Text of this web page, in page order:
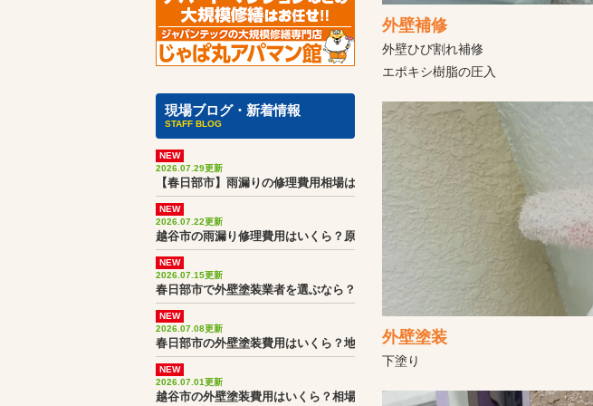
外壁補修
外壁ひび割れ補修
エポキシ樹脂の圧入
外壁塗装
下塗り
現場ブログ・新着情報
STAFF BLOG
NEW
2026.07.29更新
【春日部市】雨漏りの修理費用相場は？実際の費用と差がでる理由と後悔しない業
NEW
2026.07.22更新
越谷市の雨漏り修理費用はいくら？原因調査から応急処置・本修理まで解説
NEW
2026.07.15更新
春日部市で外壁塗装業者を選ぶなら？見積書・診断・保証で失敗しない比較ポイ
NEW
2026.07.08更新
春日部市の外壁塗装費用はいくら？地域相場と施工事例から徹底解説
NEW
2026.07.01更新
越谷市の外壁塗装費用はいくら？相場より高くなる家・安く見える見積もりの注